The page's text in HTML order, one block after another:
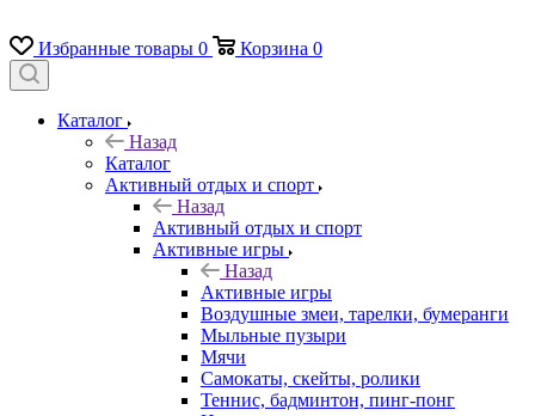
Избранные товары 0 Корзина 0
Каталог
Назад
Каталог
Активный отдых и спорт
Назад
Активный отдых и спорт
Активные игры
Назад
Активные игры
Воздушные змеи, тарелки, бумеранги
Мыльные пузыри
Мячи
Самокаты, скейты, ролики
Теннис, бадминтон, пинг-понг